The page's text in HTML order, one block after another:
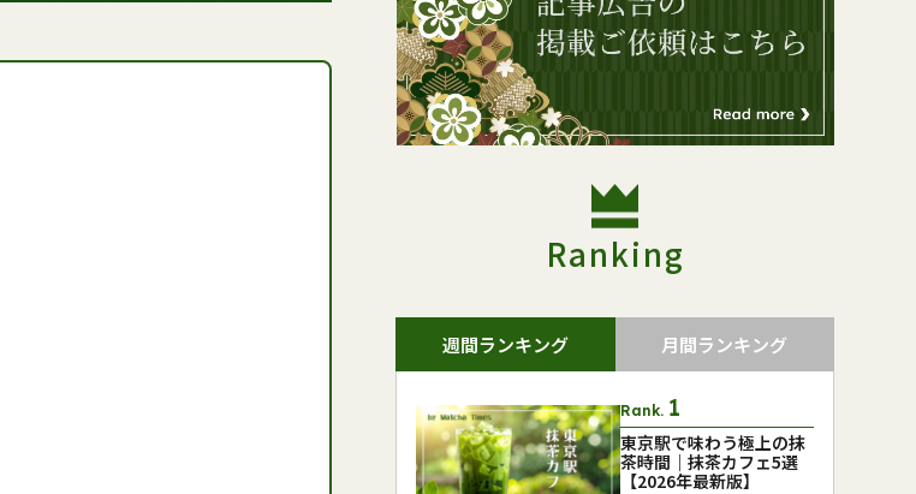
Ranking
週間ランキング 月間ランキング
Rank.
東京駅で味わう極上の抹
茶時間｜抹茶カフェ5選
【2026年最新版】